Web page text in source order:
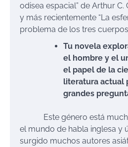
odisea espacial” de Arthur
y más recientemente “La
problema de los tres
Tu novela
el hombre y el
el papel de la
literatura actual
grandes
Este género está mucho
el mundo de habla inglesa y
surgido muchos autores